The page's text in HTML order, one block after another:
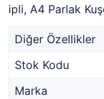
ipli, A4 Parlak
Diğer Özellikler
Stok Kodu
Marka